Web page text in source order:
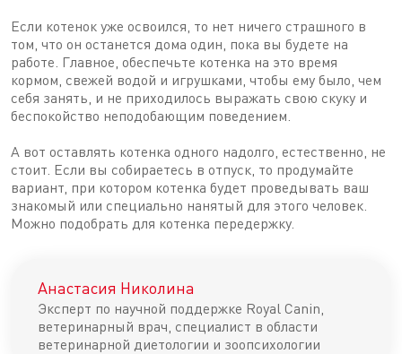
Если котенок уже освоился, то нет ничего страшного в
том, что он останется дома один, пока вы будете на
работе. Главное, обеспечьте котенка на это время
кормом, свежей водой и игрушками, чтобы ему было, чем
себя занять, и не приходилось выражать свою скуку и
беспокойство неподобающим поведением.
А вот оставлять котенка одного надолго, естественно, не
стоит. Если вы собираетесь в отпуск, то продумайте
вариант, при котором котенка будет проведывать ваш
знакомый или специально нанятый для этого человек.
Можно подобрать для котенка передержку.
Анастасия Николина
Эксперт по научной поддержке Royal Canin,
ветеринарный врач, специалист в области
ветеринарной диетологии и зоопсихологии